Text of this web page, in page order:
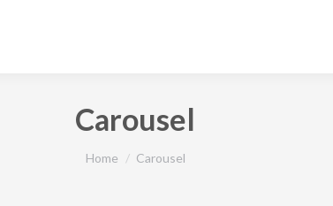
Carousel
You are here:
Home Carousel